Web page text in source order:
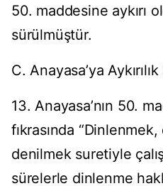
50. maddesine aykırı
sürülmüştür.
C. Anayasa’ya
13. Anayasa’nın 50.
fıkrasında “Dinlenmek,
denilmek suretiyle
sürelerle dinlenme